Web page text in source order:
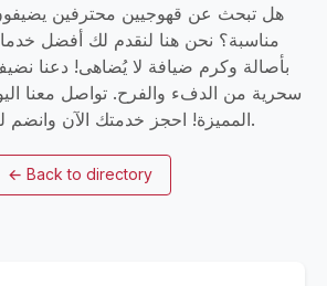
هل تبحث عن قهوجيين محترفين يضيفون
مناسبة؟ نحن هنا لنقدم لك أفضل
بأصالة وكرم ضيافة لا يُضاهى! دعنا
سحرية من الدفء والفرح. تواصل معنا
المميزة! احجز خدمتك الآن وانضم لعائلتنا الكبيرة.
← Back to directory